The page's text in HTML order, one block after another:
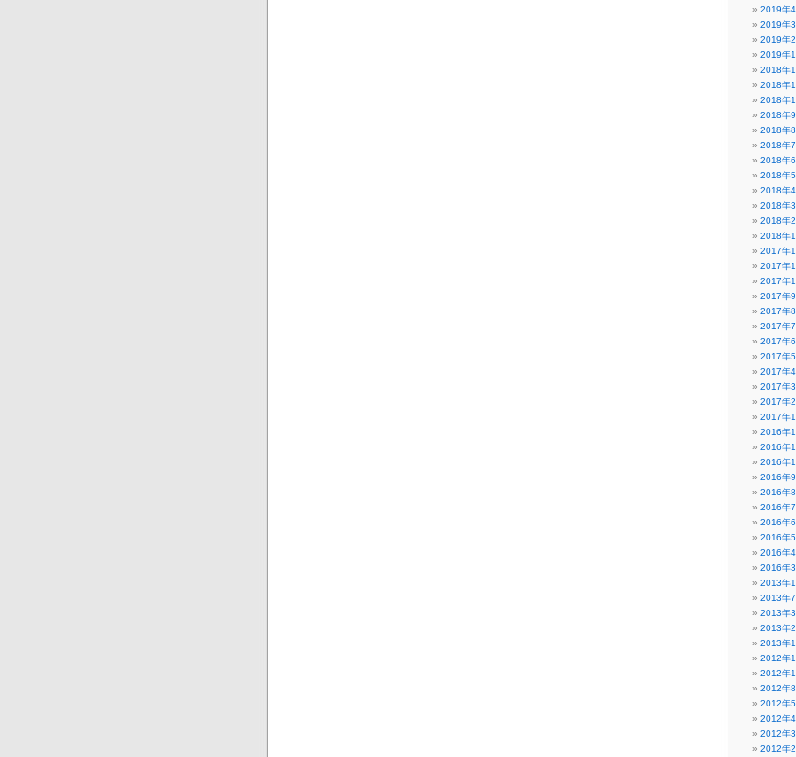
2019年4
2019年3
2019年2
2019年1
2018年
2018年
2018年
2018年9
2018年8
2018年7
2018年6
2018年5
2018年4
2018年3
2018年2
2018年1
2017年
2017年
2017年
2017年9
2017年8
2017年7
2017年6
2017年5
2017年4
2017年3
2017年2
2017年1
2016年
2016年
2016年
2016年9
2016年8
2016年7
2016年6
2016年5
2016年4
2016年3
2013年
2013年7
2013年3
2013年2
2013年1
2012年
2012年
2012年8
2012年5
2012年4
2012年3
2012年2